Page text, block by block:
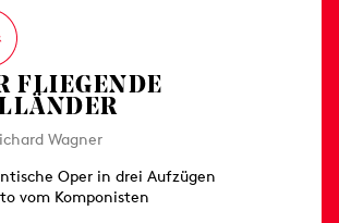
FLIEGENDE
Wagner
Oper in drei Aufzügen
vom Komponisten